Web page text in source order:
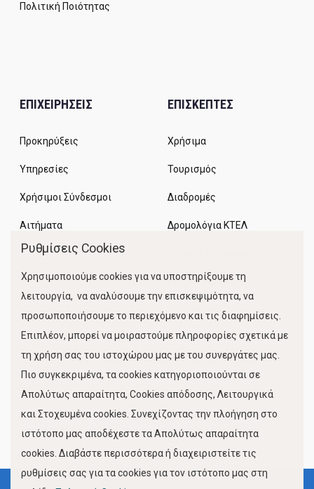
Πολιτική Ποιότητας
ΕΠΙΧΕΙΡΗΣΕΙΣ
Προκηρύξεις
Υπηρεσίες
Χρήσιμοι Σύνδεσμοι
Αιτήματα
ΕΠΙΣΚΕΠΤΕΣ
Χρήσιμα
Τουρισμός
Διαδρομές
Δρομολόγια ΚΤΕΛ
Κίνηση Λιμένος
FOLLOW US
Ρυθμίσεις Cookies
Χρησιμοποιούμε cookies για να υποστηρίξουμε τη
λειτουργία, να αναλύσουμε την επισκεψιμότητα, να
προσωποποιήσουμε το περιεχόμενο και τις διαφημίσεις.
Επιπλέον, μπορεί να μοιραστούμε πληροφορίες σχετικά με
τη χρήση σας του ιστοχώρου μας με του συνεργάτες μας.
Πιο συγκεκριμένα, τα cookies κατηγοριοποιούνται σε
Απολύτως απαραίτητα, Cookies απόδοσης, Λειτουργικά
και Στοχευμένα cookies. Συνεχίζοντας την πλοήγηση στο
ιστότοπο μας αποδέχεστε τα Απολύτως απαραίτητα
cookies. Διαβάστε περισσότερα ή διαχειριστείτε τις
ρυθμίσεις σας για τα cookies για τον ιστότοπο μας στη